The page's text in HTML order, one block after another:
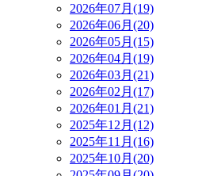
2026年07月(19)
2026年06月(20)
2026年05月(15)
2026年04月(19)
2026年03月(21)
2026年02月(17)
2026年01月(21)
2025年12月(12)
2025年11月(16)
2025年10月(20)